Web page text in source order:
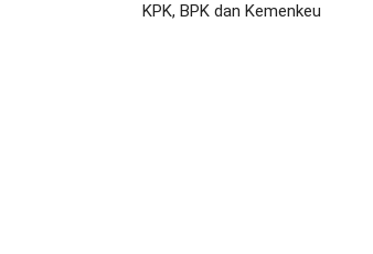
KPK, BPK dan Kemenkeu